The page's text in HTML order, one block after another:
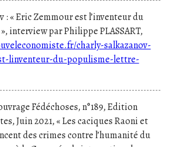
: « Eric Zemmour est l’inventeur du
interview par Philippe PLASSART,
charly-salkazanov-
linventeur-du-populisme-lettre-
Fédéchoses, n°189, Edition
Juin 2021, « Les caciques Raoni et
des crimes contre l’humanité du